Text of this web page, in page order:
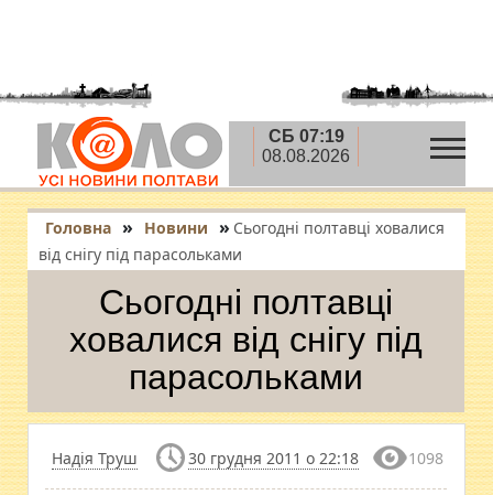
СБ 07:19
08.08.2026
Головна » Новини » Сьогодні полтавці ховалися
від снігу під парасольками
Сьогодні полтавці
ховалися від снігу під
парасольками
Надія Труш 30 грудня 2011 о 22:18 1098